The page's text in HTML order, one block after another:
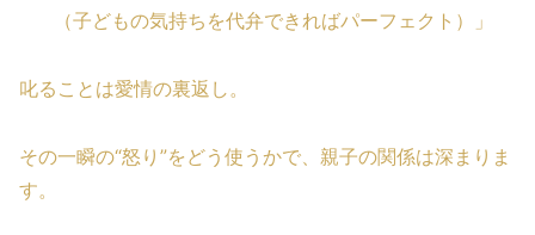
（子どもの気持ちを代弁できればパーフェクト）」
叱ることは愛情の裏返し。
その一瞬の“怒り”をどう使うかで、親子の関係は深まりま
す。